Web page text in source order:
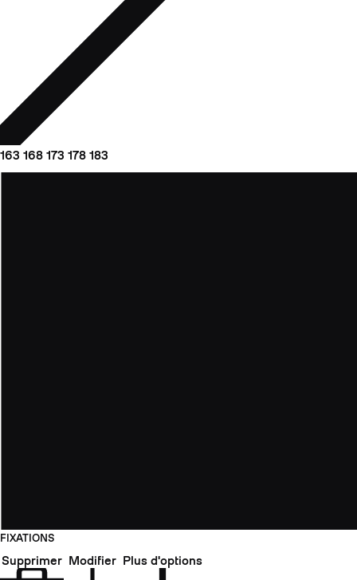
163 168 173 178 183
FIXATIONS
Supprimer Modifier Plus d'options